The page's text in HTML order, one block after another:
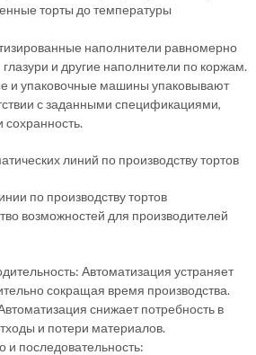
торты до температуры
наполнители равномерно
и другие наполнители по коржам.
и упаковочные машины упаковывают
с заданными спецификациями,
сохранность.
линий по производству тортов
по производству тортов
возможностей для производителей
Автоматизация устраняет
сокращая время производства.
снижает потребность в
и потери материалов.
последовательность: